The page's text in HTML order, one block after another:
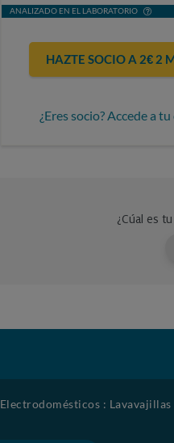
ANALIZADO EN EL LABORATORIO
HAZTE SOCIO A 2€ 2
¿Eres socio? Accede a
Electrodomésticos : Lavavajillas